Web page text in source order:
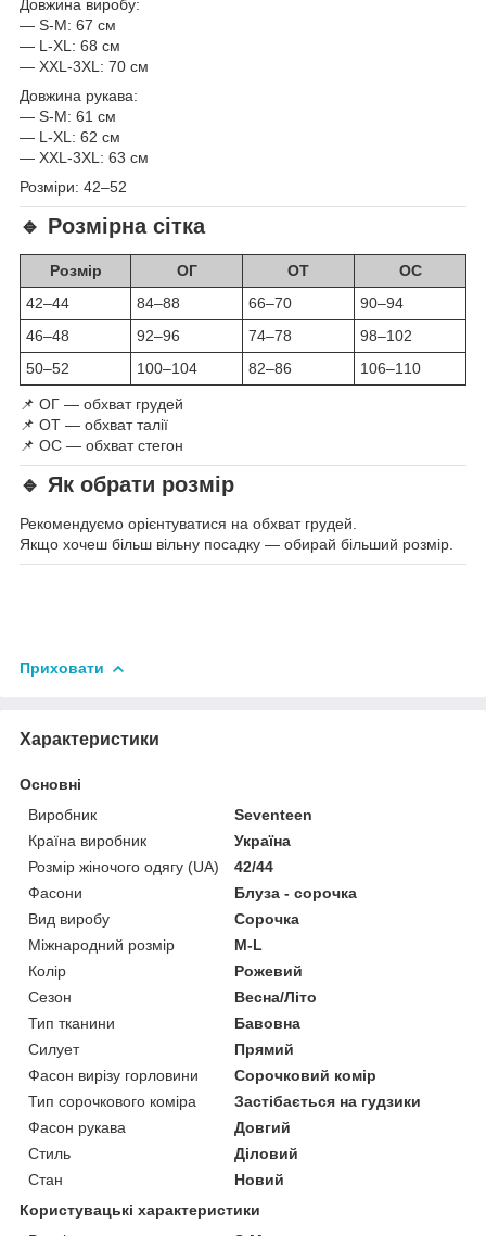
Довжина виробу:
— S-M: 67 см
— L-XL: 68 см
— XXL-3XL: 70 см
Довжина рукава:
— S-M: 61 см
— L-XL: 62 см
— XXL-3XL: 63 см
Розміри: 42–52
🔹 Розмірна сітка
Розмір ОГ ОТ
ОС
42–44
84–88 66–70
90–94
46–48
92–96 74–78
98–102
50–52
100–104 82–86 106–110
📌 ОГ — обхват грудей
📌 ОТ — обхват талії
📌 ОС — обхват стегон
🔹 Як обрати розмір
Рекомендуємо орієнтуватися на обхват грудей.
Якщо хочеш більш вільну посадку — обирай більший розмір.
Приховати
Характеристики
Основні
Виробник
Seventeen
Країна виробник
Україна
Розмір жіночого одягу (UA)
42/44
Фасони
Блуза - сорочка
Вид виробу
Сорочка
Міжнародний розмір
M-L
Колір
Рожевий
Сезон
Весна/Літо
Тип тканини
Бавовна
Силует
Прямий
Фасон вирізу горловини
Сорочковий комір
Тип сорочкового коміра
Застібається на гудзики
Фасон рукава
Довгий
Стиль
Діловий
Стан
Новий
Користувацькі характеристики